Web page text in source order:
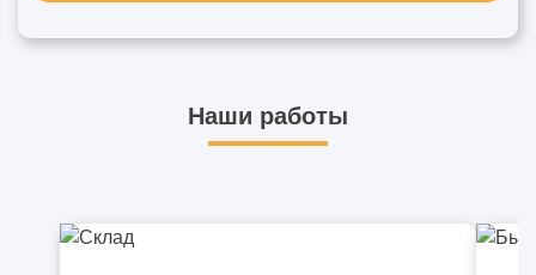
Наши работы